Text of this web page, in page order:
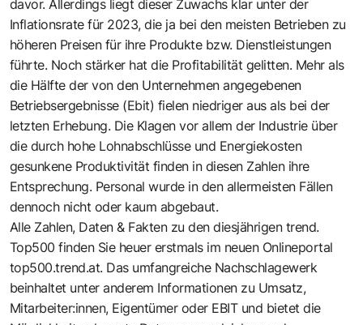
davor. Allerdings liegt dieser Zuwachs klar unter der
Inflationsrate für 2023, die ja bei den meisten Betrieben zu
höheren Preisen für ihre Produkte bzw. Dienstleistungen
führte. Noch stärker hat die Profitabilität gelitten. Mehr als
die Hälfte der von den Unternehmen angegebenen
Betriebsergebnisse (Ebit) fielen niedriger aus als bei der
letzten Erhebung. Die Klagen vor allem der Industrie über
die durch hohe Lohnabschlüsse und Energiekosten
gesunkene Produktivität finden in diesen Zahlen ihre
Entsprechung. Personal wurde in den allermeisten Fällen
dennoch nicht oder kaum abgebaut.
Alle Zahlen, Daten & Fakten zu den diesjährigen trend.
Top500 finden Sie heuer erstmals im neuen Onlineportal
top500.trend.at. Das umfangreiche Nachschlagewerk
beinhaltet unter anderem Informationen zu Umsatz,
Mitarbeiter:innen, Eigentümer oder EBIT und bietet die